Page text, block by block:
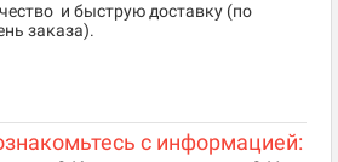
и быструю доставку (по
заказа).
с информацией: